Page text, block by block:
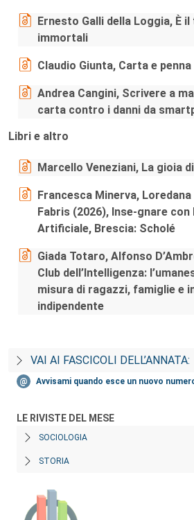
Ernesto Galli della Loggia, È
immortali
Claudio Giunta, Carta e penna
Andrea Cangini, Scrivere a
carta contro i danni da
Libri e altro
Marcello Veneziani, La gioia
Francesca Minerva,
Fabris (2026), Inse-gnare con
Artificiale, Brescia: Scholé
Giada Totaro, Alfonso
Club dell’Intelligenza:
misura di ragazzi, famiglie e
indipendente
VAI AI FASCICOLI DELL’ANNATA:
Avvisami quando esce un nuovo
LE RIVISTE DEL MESE
SOCIOLOGIA
STORIA